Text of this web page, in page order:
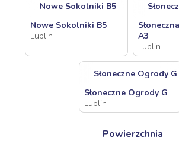
Nowe Sokolniki B5
Nowe Sokolniki B5
Lublin
A3
Lublin
Słoneczne Ogrody G
Słoneczne Ogrody G
Lublin
Powierzchnia